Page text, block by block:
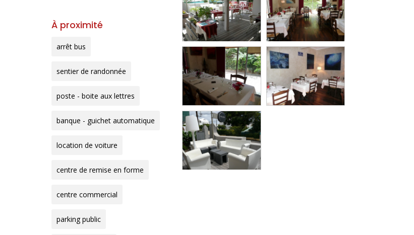
À proximité
arrêt bus
sentier de randonnée
poste - boite aux lettres
banque - guichet automatique
location de voiture
centre de remise en forme
centre commercial
parking public